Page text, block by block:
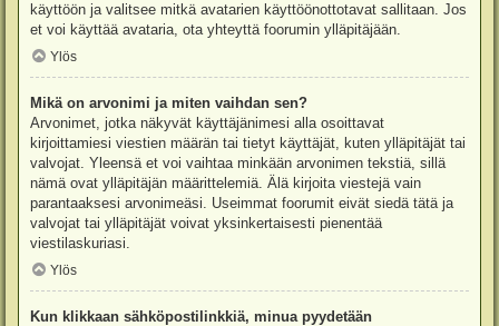
käyttöön ja valitsee mitkä avatarien käyttöönottotavat sallitaan. Jos
et voi käyttää avataria, ota yhteyttä foorumin ylläpitäjään.
Ylös
Mikä on arvonimi ja miten vaihdan sen?
Arvonimet, jotka näkyvät käyttäjänimesi alla osoittavat
kirjoittamiesi viestien määrän tai tietyt käyttäjät, kuten ylläpitäjät tai
valvojat. Yleensä et voi vaihtaa minkään arvonimen tekstiä, sillä
nämä ovat ylläpitäjän määrittelemiä. Älä kirjoita viestejä vain
parantaaksesi arvonimeäsi. Useimmat foorumit eivät siedä tätä ja
valvojat tai ylläpitäjät voivat yksinkertaisesti pienentää
viestilaskuriasi.
Ylös
Kun klikkaan sähköpostilinkkiä, minua pyydetään